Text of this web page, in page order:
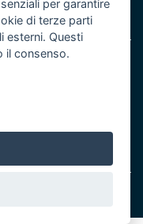
per garantire
di terze parti
esterni. Questi
il consenso.